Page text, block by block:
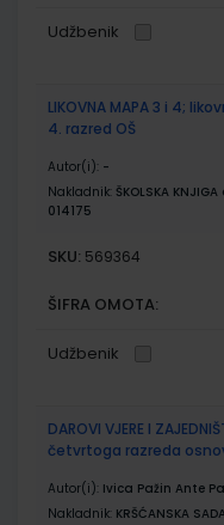
Udžbenik
LIKOVNA MAPA 3 i 4;
4. razred OŠ
Autor(i): -
Nakladnik: ŠKOLSKA
014175
SKU: 569364
ŠIFRA OMOTA:
Udžbenik
DAROVI VJERE I
četvrtoga razreda
Autor(i): Ivica Pažin Ante
Nakladnik: KRŠĆANSKA